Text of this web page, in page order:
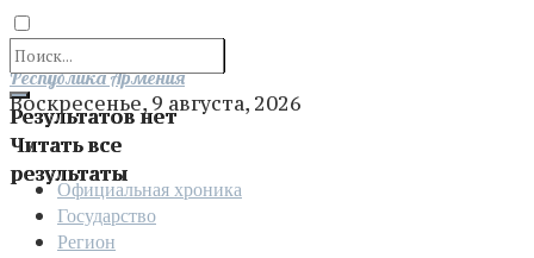
Результатов нет
Читать все
результаты
Отправить
Республика Армения
Воскресенье, 9 августа, 2026
Официальная хроника
Государство
Регион